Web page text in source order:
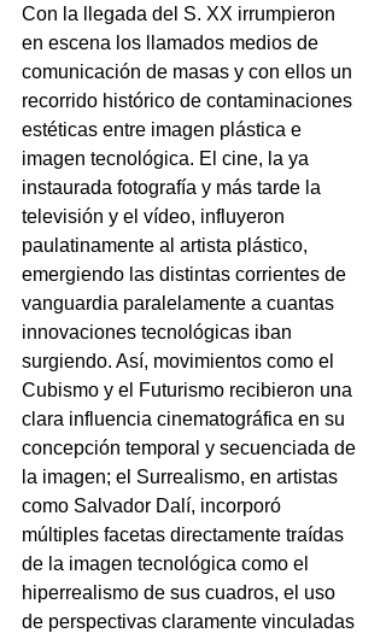
Con la llegada del S. XX irrumpieron
en escena los llamados medios de
comunicación de masas y con ellos un
recorrido histórico de contaminaciones
estéticas entre imagen plástica e
imagen tecnológica. El cine, la ya
instaurada fotografía y más tarde la
televisión y el vídeo, influyeron
paulatinamente al artista plástico,
emergiendo las distintas corrientes de
vanguardia paralelamente a cuantas
innovaciones tecnológicas iban
surgiendo. Así, movimientos como el
Cubismo y el Futurismo recibieron una
clara influencia cinematográfica en su
concepción temporal y secuenciada de
la imagen; el Surrealismo, en artistas
como Salvador Dalí, incorporó
múltiples facetas directamente traídas
de la imagen tecnológica como el
hiperrealismo de sus cuadros, el uso
de perspectivas claramente vinculadas